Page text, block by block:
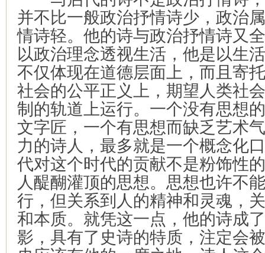
并不比一般政治抒情诗少，政治
情诗轻。他的诗与政治抒情诗又
以政治理念透视生活，他是以生
不仅体现在道德层面上，而且寄
社会的公平正义上，期望人类社
制的轨道上运行。一个没有思想
文字匠，一个有思想而缺乏艺术
力的诗人，最多就是一个概念化
代对这个时代的贡献不是粉饰性
人醍醐灌顶的思想。思想也许不
行，但关系到人的精神和灵魂，
和本质。就凭这一点，他的诗成
影，具有了史诗的特质，注定会